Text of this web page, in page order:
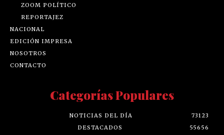
ZOOM POLÍTICO
REPORTAJEZ
NACIONAL
EDICIÓN IMPRESA
NOSOTROS
CONTACTO
Categorías Populares
NOTICIAS DEL DÍA
73123
DESTACADOS
55656